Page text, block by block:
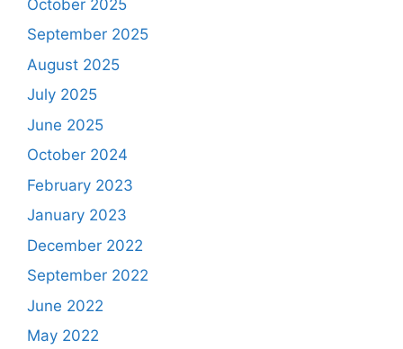
October 2025
September 2025
August 2025
July 2025
June 2025
October 2024
February 2023
January 2023
December 2022
September 2022
June 2022
May 2022